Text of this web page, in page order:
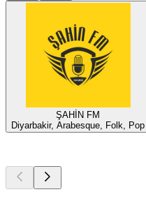
ŞAHİN FM
Diyarbakir, Arabesque, Folk, Pop